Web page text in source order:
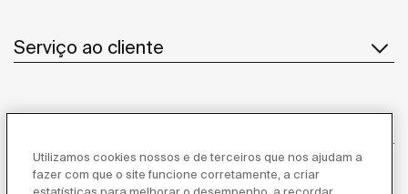
Serviço ao cliente
Utilizamos cookies nossos e de terceiros que nos ajudam a
fazer com que o site funcione corretamente, a criar